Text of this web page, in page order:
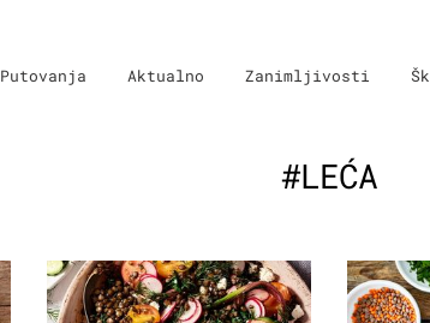
Putovanja Aktualno Zanimljivosti
#LEĆA